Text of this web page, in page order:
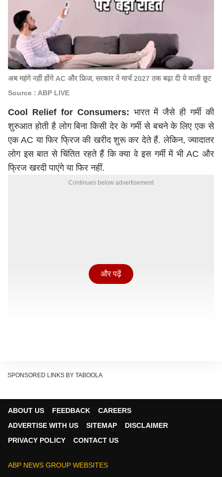
अब महंगे नहीं होंगे AC और फ्रिज, सरकार ने मार्च 2027 तक बढ़ा दी ये वाली छूट
Source : ABP LIVE
Cool Relief for Consumers: भारत में जैसे ही गर्मी की
शुरुआत होती है लोग बिना किसी देर के गर्मी से बचने के लिए एक से
एक AC या फिर फ्रिज की खरीद शुरू कर देते हैं. लेकिन, ज्यादातर
लोग इस बात से चिंतित रहते हैं कि क्या वे इस गर्मी में भी AC और
फ्रिज खरदी पाएंगे या फिर नहीं.
Continues below advertisement
परेशानी को दूर करने का बेहतरीन विकल्प निकाला है. जहां, सरकार
और पढ़ें
SPONSORED LINKS BY TABOOLA
ABOUT US FEEDBACK
CAREERS
ADVERTISE WITH US
SITEMAP
DISCLAIMER
PRIVACY POLICY
CONTACT US
ABP NEWS GROUP WEBSITES